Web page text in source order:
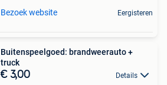
Bezoek website Eergisteren
Buitenspeelgoed: brandweerauto +
truck
€ 3,00 Details